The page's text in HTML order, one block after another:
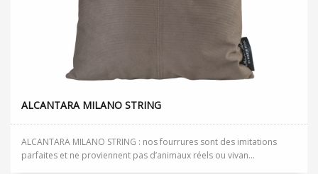
ALCANTARA MILANO STRING
ALCANTARA MILANO STRING : nos fourrures sont des imitations
parfaites et ne proviennent pas d’animaux réels ou vivan...